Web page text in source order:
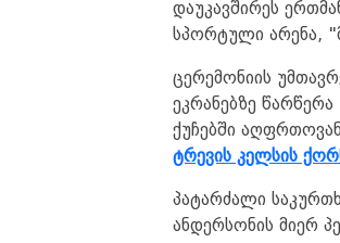
დაუკავშირეს
სპორტული არენა,
ცერემონიის
ეკრანებზე
ქუჩებში
ტრევის კელსის
პატარძალი
ანდერსონის მიერ